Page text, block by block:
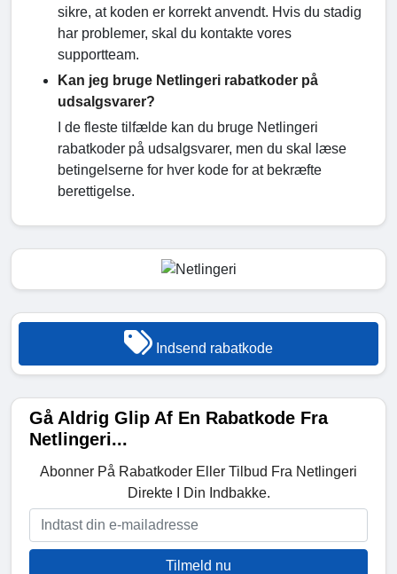
sikre, at koden er korrekt anvendt. Hvis du stadig
har problemer, skal du kontakte vores
supportteam.
Kan jeg bruge Netlingeri rabatkoder på
udsalgsvarer?
I de fleste tilfælde kan du bruge Netlingeri
rabatkoder på udsalgsvarer, men du skal læse
betingelserne for hver kode for at bekræfte
berettigelse.
Indsend rabatkode
Gå Aldrig Glip Af En Rabatkode Fra
Netlingeri...
Abonner På Rabatkoder Eller Tilbud Fra Netlingeri
Direkte I Din Indbakke.
Tilmeld nu